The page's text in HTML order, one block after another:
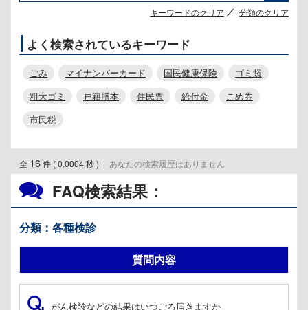
キーワードのクリア 分類のクリア
よく検索されているキーワード
ごみ マイナンバーカード 国民健康保険
ゴミ袋
粗大ゴミ
戸籍謄本 住民票 給付金
こめ券
市民税
FAQ検索結果：
分類：各種検診
全 16件 ( 0.0004 秒 ) | あなたの検索履歴はありません
質問内容
Q. がん検診などの結果はいつごろ届きますか